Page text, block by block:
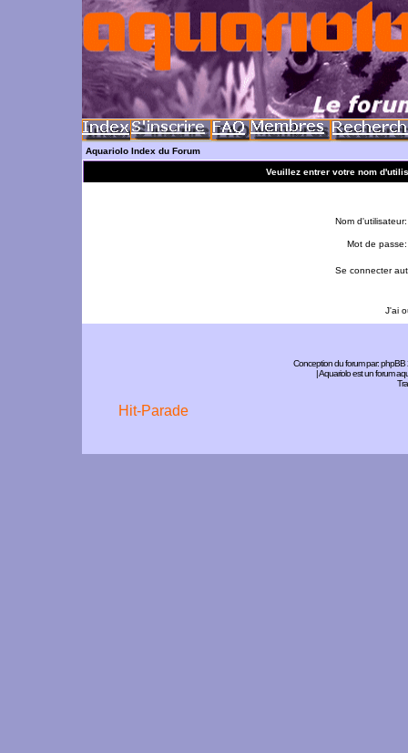
Aquariolo Index du Forum
Veuillez entrer votre nom
Nom d'utilisateur:
Mot de passe:
Se connecter
J'ai
Conception du forum par:phpBB
| Aquariolo est un forum